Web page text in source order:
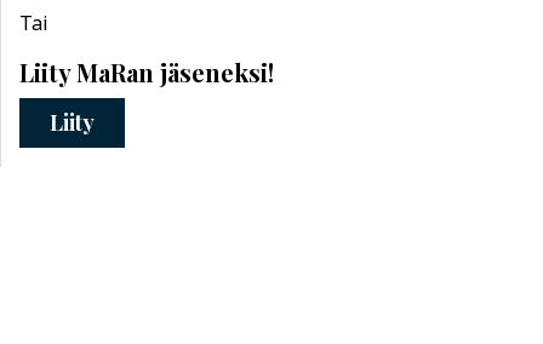
Tai
Liity MaRan jäseneksi!
Liity